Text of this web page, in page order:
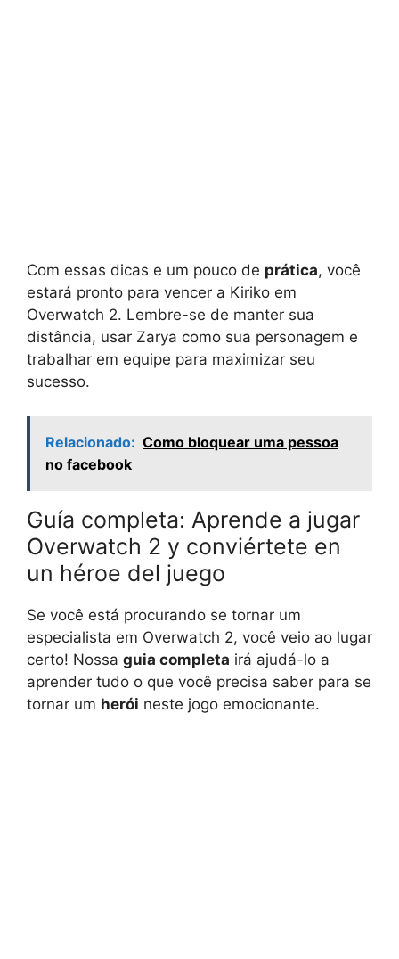
Com essas dicas e um pouco de prática, você
estará pronto para vencer a Kiriko em
Overwatch 2. Lembre-se de manter sua
distância, usar Zarya como sua personagem e
trabalhar em equipe para maximizar seu
sucesso.
Relacionado: Como bloquear uma pessoa
no facebook
Guía completa: Aprende a jugar
Overwatch 2 y conviértete en
un héroe del juego
Se você está procurando se tornar um
especialista em Overwatch 2, você veio ao lugar
certo! Nossa guia completa irá ajudá-lo a
aprender tudo o que você precisa saber para se
tornar um herói neste jogo emocionante.